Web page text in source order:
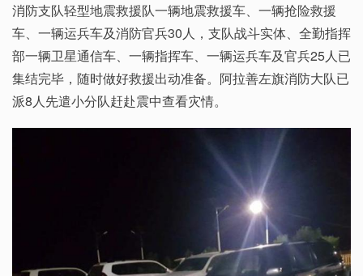
消防支队轻型地震救援队一辆地震救援车、一辆抢险救援
车、一辆运兵车及消防官兵30人，支队战斗实体、全勤指挥
部一辆卫星通信车、一辆指挥车、一辆运兵车及官兵25人已
集结完毕，随时做好救援出动准备。阿拉善左旗消防大队已
派8人先遣小分队赶赴震中查看灾情。